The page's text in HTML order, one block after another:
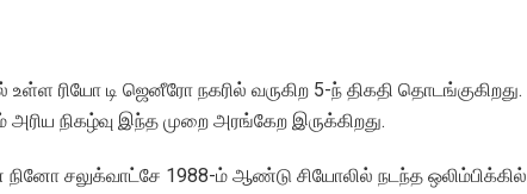
உள்ள ரியோ டி ஜெனீரோ நகரில் வருகிற 5-ந் திகதி தொடங்குகிறது.
நிகழ்வு இந்த முறை அரங்கேற இருக்கிறது.
சலுக்வாட்சே 1988-ம் ஆண்டு சியோலில் நடந்த ஒலிம்பிக்கில்